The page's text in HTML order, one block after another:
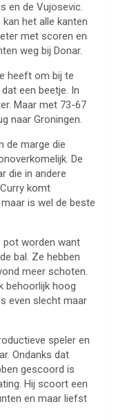
en de Vujosevic.
het alle kanten
met scoren en
weg bij Donar.
heeft om bij te
een beetje. In
Maar met 73-67
naar Groningen.
de marge die
De
die in andere
komt
is wel de beste
pot worden want
bal. Ze hebben
meer schoten.
behoorlijk hoog
even slecht maar
speler en
Ondanks dat
gescoord is
Hij scoort een
en maar liefst